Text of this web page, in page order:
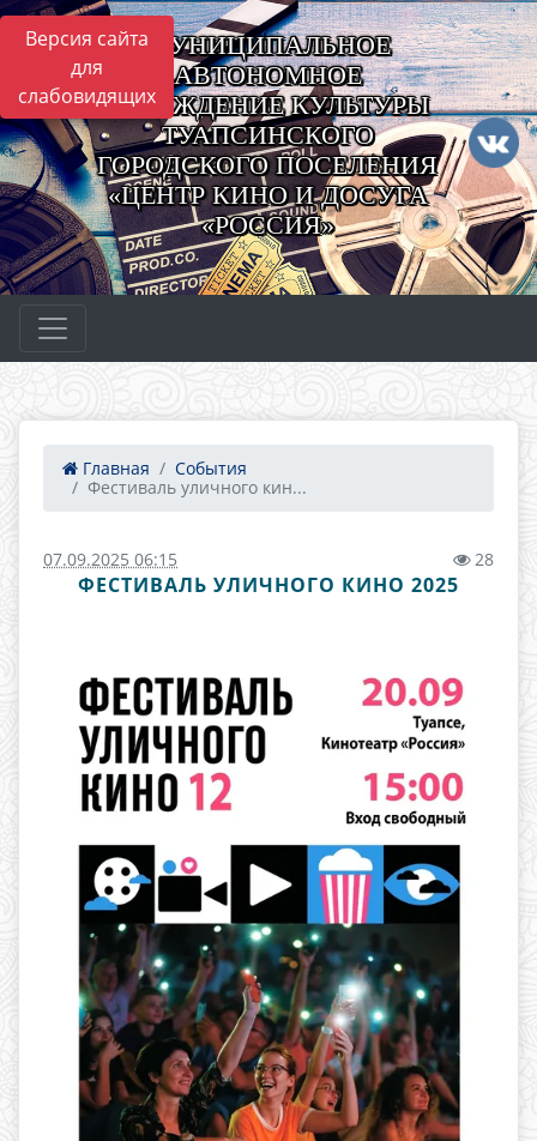
Версия сайта
для
слабовидящих
МУНИЦИПАЛЬНОЕ
АВТОНОМНОЕ
УЧРЕЖДЕНИЕ КУЛЬТУРЫ
ТУАПСИНСКОГО
ГОРОДСКОГО ПОСЕЛЕНИЯ
«ЦЕНТР КИНО И ДОСУГА
«РОССИЯ»
Главная
События
Фестиваль уличного кин...
07.09.2025 06:15 28
ФЕСТИВАЛЬ УЛИЧНОГО КИНО 2025